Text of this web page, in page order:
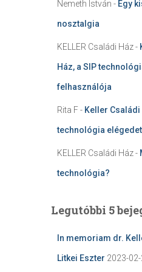
Nemeth István - Egy
nosztalgia
KELLER Családi Ház-
Ház, a SIP
felhasználója
Rita F- Keller Családi
technológia
KELLER Családi Ház-
technológia?
Legutóbbi 5
In memoriam dr.
Litkei Eszter 2023-